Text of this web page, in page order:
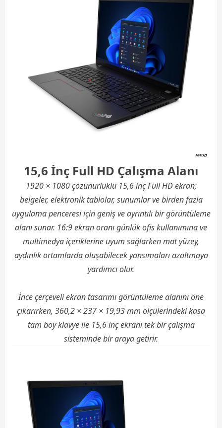
15,6 İnç Full HD Çalışma Alanı
1920 × 1080 çözünürlüklü 15,6 inç Full HD ekran;
belgeler, elektronik tablolar, sunumlar ve birden fazla
uygulama penceresi için geniş ve ayrıntılı bir görüntüleme
alanı sunar. 16:9 ekran oranı günlük ofis kullanımına ve
multimedya içeriklerine uyum sağlarken mat yüzey,
aydınlık ortamlarda oluşabilecek yansımaları azaltmaya
yardımcı olur.
İnce çerçeveli ekran tasarımı görüntüleme alanını öne
çıkarırken, 360,2 × 237 × 19,93 mm ölçülerindeki kasa
tam boy klavye ile 15,6 inç ekranı tek bir çalışma
sisteminde bir araya getirir.